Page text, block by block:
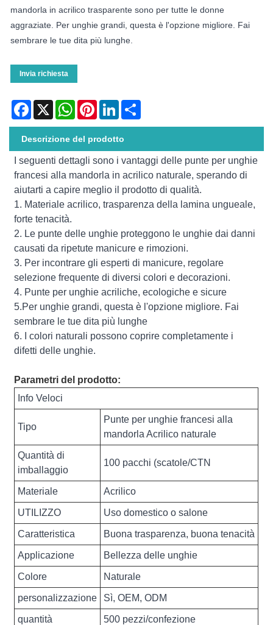
mandorla in acrilico trasparente sono per tutte le donne
aggraziate. Per unghie grandi, questa è l'opzione migliore. Fai
sembrare le tue dita più lunghe.
Invia richiesta
Facebook
X WhatsAppPinterestLinkedIn
Descrizione del prodotto
I seguenti dettagli sono i vantaggi delle punte per unghie
francesi alla mandorla in acrilico naturale, sperando di
aiutarti a capire meglio il prodotto di qualità.
1. Materiale acrilico, trasparenza della lamina ungueale,
forte tenacità.
2. Le punte delle unghie proteggono le unghie dai danni
causati da ripetute manicure e rimozioni.
3. Per incontrare gli esperti di manicure, regolare
selezione frequente di diversi colori e decorazioni.
4. Punte per unghie acriliche, ecologiche e sicure
5.Per unghie grandi, questa è l'opzione migliore. Fai
sembrare le tue dita più lunghe
6. I colori naturali possono coprire completamente i
difetti delle unghie.
Parametri del prodotto:
Info Veloci
Tipo
Punte per unghie francesi alla
mandorla Acrilico naturale
Quantità di
imballaggio
100 pacchi (scatole/CTN
Materiale Acrilico
UTILIZZO Uso domestico o salone
Caratteristica Buona trasparenza, buona tenacità
Applicazione Bellezza delle unghie
Colore Naturale
personalizzazione Sì, OEM, ODM
quantità 500 pezzi/confezione